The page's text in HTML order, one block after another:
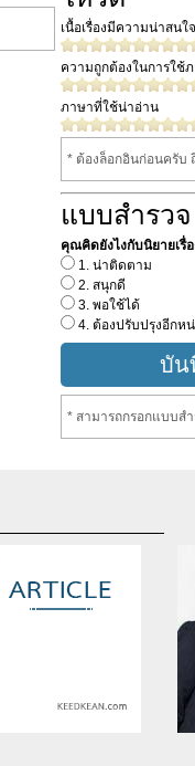
เนื้อเรื่องมีความน่าสนใจ
ความถูกต้องในการใช้
ภาษาที่ใช้น่าอ่าน
* ต้องล็อกอินก่อนครับ
แบบสำรวจ
คุณคิดยังไงกับนิยายเรื่
1. น่าติดตาม
2. สนุกดี
3. พอใช้ได้
4. ต้องปรับปรุงอีกห
* สามารถกรอกแบบส